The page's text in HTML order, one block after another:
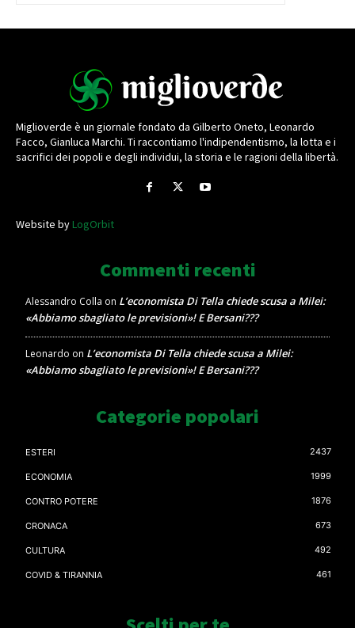
Miglioverde è un giornale fondato da Gilberto Oneto, Leonardo
Facco, Gianluca Marchi. Ti raccontiamo l'indipendentismo, la lotta e i
sacrifici dei popoli e degli individui, la storia e le ragioni della libertà.
Website byLogOrbit
Commenti recenti
Alessandro Colla on L’economista Di Tella chiede scusa a Milei:
«Abbiamo sbagliato le previsioni»! E Bersani???
Leonardo on L’economista Di Tella chiede scusa a Milei:
«Abbiamo sbagliato le previsioni»! E Bersani???
Categorie popolari
ESTERI 2437
ECONOMIA 1999
CONTRO POTERE 1876
CRONACA 673
CULTURA 492
COVID & TIRANNIA 461